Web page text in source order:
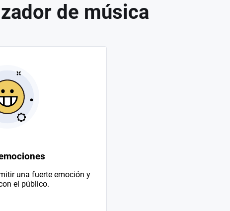
de música
una fuerte emoción y
el público.